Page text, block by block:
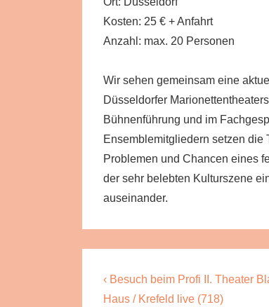
Kosten: 25 € + Anfahrt
Anzahl: max. 20 Personen
Wir sehen gemeinsam eine
Düsseldorfer
Bühnenführung und im
Ensemblemitgliedern setzen die
Problemen und Chancen eines
der sehr belebten Kulturszene
auseinander.
Beitragsnavigation
Previous
Post
‹ Besuch beim Profi II. Theater
Haus / Krefeld live (718)